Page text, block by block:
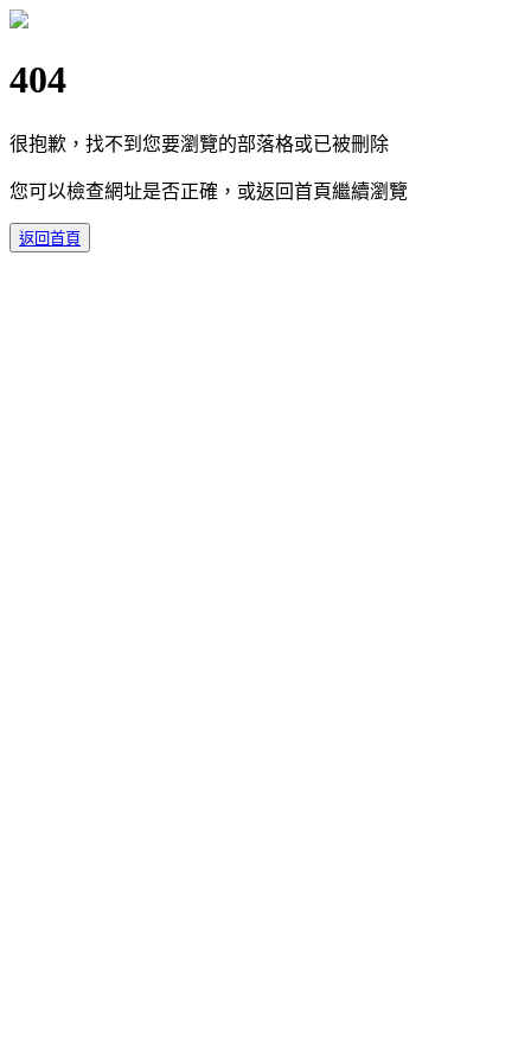
404
很抱歉，找不到您要瀏覽的部落格或已被刪除
您可以檢查網址是否正確，或返回首頁繼續瀏覽
返回首頁